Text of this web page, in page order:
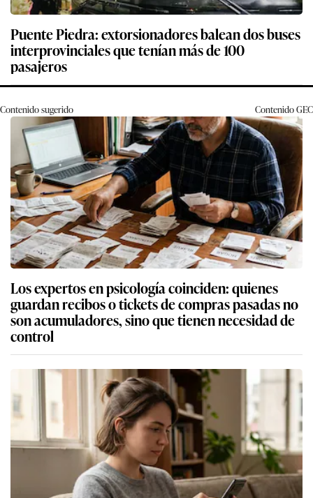
Puente Piedra: extorsionadores balean dos buses
interprovinciales que tenían más de 100
pasajeros
Contenido sugerido ContenidoGEC
Los expertos en psicología coinciden: quienes
guardan recibos o tickets de compras pasadas no
son acumuladores, sino que tienen necesidad de
control